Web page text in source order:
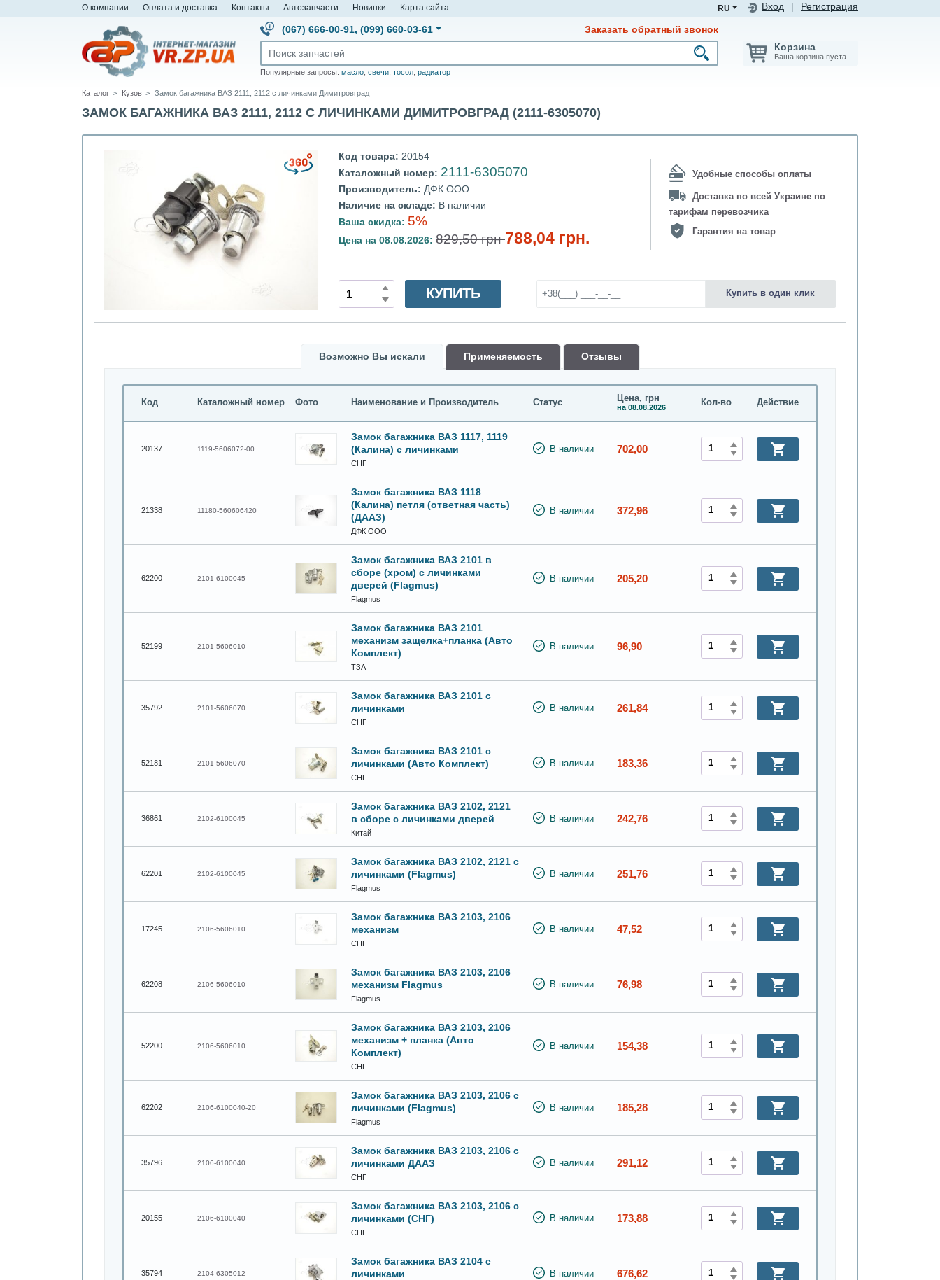
О компании Оплата и доставка Контакты Автозапчасти Новинки Карта сайта Вход Регистрация
RU
(067) 666-00-91, (099) 660-03-61 Заказать обратный звонок
Популярные запросы: масло свечи тосол радиатор
Корзина
Ваша корзина пуста
Каталог Кузов Замок багажника ВАЗ 2111, 2112 с личинками Димитровград
ЗАМОК БАГАЖНИКА ВАЗ 2111, 2112 С ЛИЧИНКАМИ ДИМИТРОВГРАД (2111-6305070)
Код товара: 20154
Каталожный номер: 2111-6305070
Производитель: ДФК ООО
Наличие на складе: В наличии
Ваша скидка: 5%
Цена на 08.08.2026: 829,50 грн788,04 грн.
Удобные способы оплаты
Доставка по всей Украине по
тарифам перевозчика
Гарантия на товар
КУПИТЬ Купить в один клик
Возможно Вы искали Применяемость Oтзывы
Код Каталожный номер Фото Наименование и Производитель Статус Цена, грн
на 08.08.2026 Кол-во Действие
20137 1119-5606072-00
Замок багажника ВАЗ 1117, 1119
(Калина) с личинками
СНГ
В наличии 702,00
21338 11180-560606420
Замок багажника ВАЗ 1118
(Калина) петля (ответная часть)
(ДААЗ)
ДФК ООО
В наличии 372,96
62200 2101-6100045
Замок багажника ВАЗ 2101 в
сборе (хром) с личинками
дверей (Flagmus)
Flagmus
В наличии 205,20
52199 2101-5606010
Замок багажника ВАЗ 2101
механизм защелка+планка (Авто
Комплект)
ТЗА
В наличии 96,90
35792 2101-5606070
Замок багажника ВАЗ 2101 с
личинками
СНГ
В наличии 261,84
52181 2101-5606070
Замок багажника ВАЗ 2101 с
личинками (Авто Комплект)
СНГ
В наличии 183,36
36861 2102-6100045
Замок багажника ВАЗ 2102, 2121
в сборе с личинками дверей
Китай
В наличии 242,76
62201 2102-6100045
Замок багажника ВАЗ 2102, 2121 с
личинками (Flagmus)
Flagmus
В наличии 251,76
17245 2106-5606010
Замок багажника ВАЗ 2103, 2106
механизм
СНГ
В наличии 47,52
62208 2106-5606010
Замок багажника ВАЗ 2103, 2106
механизм Flagmus
Flagmus
В наличии 76,98
52200 2106-5606010
Замок багажника ВАЗ 2103, 2106
механизм + планка (Авто
Комплект)
СНГ
В наличии 154,38
62202 2106-6100040-20
Замок багажника ВАЗ 2103, 2106 с
личинками (Flagmus)
Flagmus
В наличии 185,28
35796 2106-6100040
Замок багажника ВАЗ 2103, 2106 с
личинками ДААЗ
СНГ
В наличии 291,12
20155 2106-6100040
Замок багажника ВАЗ 2103, 2106 с
личинками (СНГ)
СНГ
В наличии 173,88
35794 2104-6305012
Замок багажника ВАЗ 2104 с
личинками
В наличии 676,62